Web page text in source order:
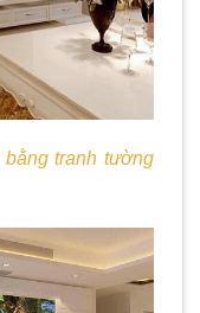
bằng tranh tường